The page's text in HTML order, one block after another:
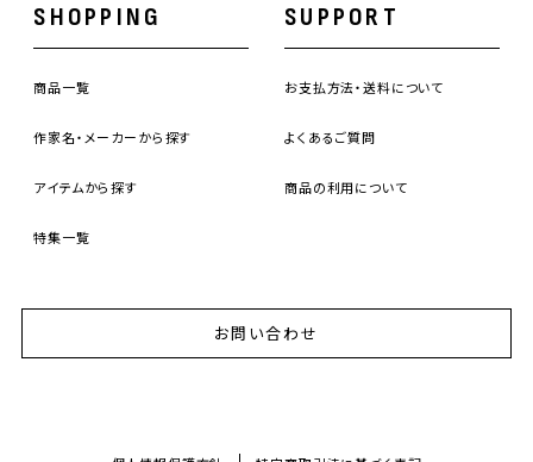
SHOPPING
商品一覧
作家名・メーカーから探す
アイテムから探す
特集一覧
SUPPORT
お支払方法・送料について
よくあるご質問
商品の利用について
お問い合わせ